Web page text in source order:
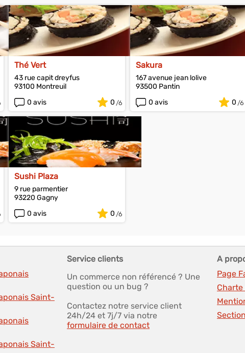
Thé Vert
43 rue capit dreyfus
93100 Montreuil
0 avis
0
Sakura
167 avenue jean lolive
93500 Pantin
0 avis
0
Sushi Plaza
9 rue parmentier
93220 Gagny
0 avis
0
Saint-
Saint-
Service clients
Un commerce non référencé ? Une
question ou un bug ?
Contactez notre service client
24h/24 et 7j/7 via notre
formulaire de contact
A
Page
Charte